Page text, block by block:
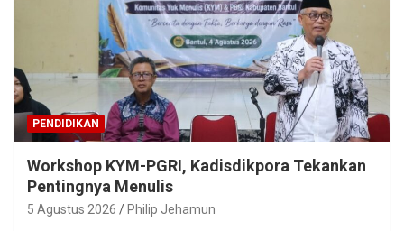
PENDIDIKAN
Workshop KYM-PGRI, Kadisdikpora Tekankan
Pentingnya Menulis
5 Agustus 2026 Philip Jehamun